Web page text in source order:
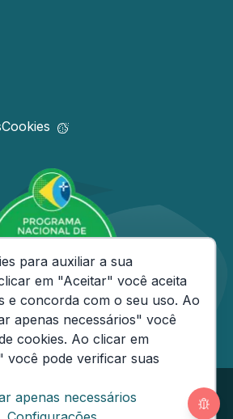
Cookies
da Fazenda do Amazonas
Aleixo - CEP: 69060-000
Segunda
Consentimento de Cookies
para auxiliar a sua
em "Aceitar" você aceita
e concorda com o seu uso. Ao
apenas necessários" você
cookies. Ao clicar em
você pode verificar suas
apenas necessários